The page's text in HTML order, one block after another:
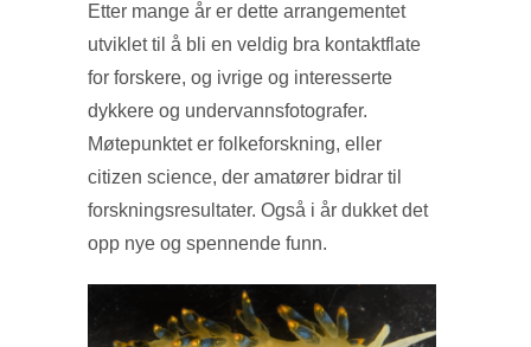
Etter mange år er dette arrangementet
utviklet til å bli en veldig bra kontaktflate
for forskere, og ivrige og interesserte
dykkere og undervannsfotografer.
Møtepunktet er folkeforskning, eller
citizen science, der amatører bidrar til
forskningsresultater. Også i år dukket det
opp nye og spennende funn.